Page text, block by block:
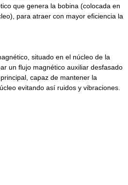
que genera la bobina (colocada en
para atraer con mayor eficiencia la
situado en el núcleo de la
un flujo magnético auxiliar desfasado
capaz de mantener la
evitando así ruidos y vibraciones.